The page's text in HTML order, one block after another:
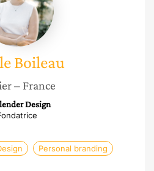
Boileau
– France
Design
Personal branding